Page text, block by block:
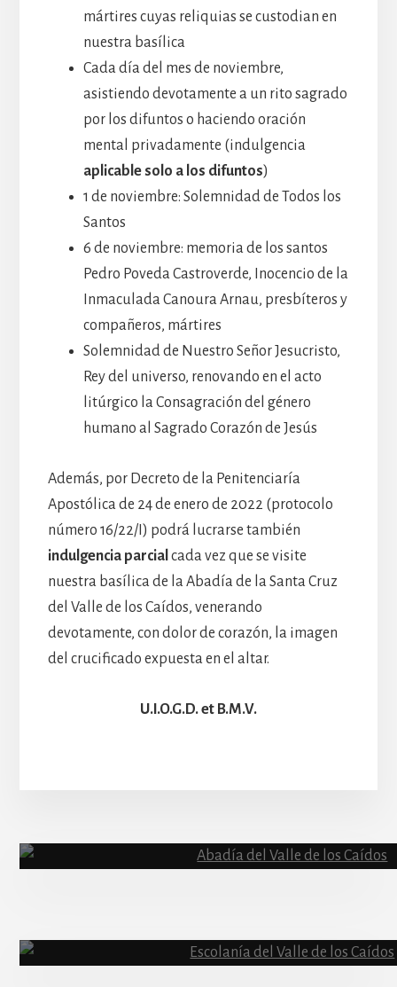
mártires cuyas reliquias se custodian en
nuestra basílica
Cada día del mes de noviembre,
asistiendo devotamente a un rito sagrado
por los difuntos o haciendo oración
mental privadamente (indulgencia
aplicable solo a los difuntos)
1 de noviembre: Solemnidad de Todos los
Santos
6 de noviembre: memoria de los santos
Pedro Poveda Castroverde, Inocencio de la
Inmaculada Canoura Arnau, presbíteros y
compañeros, mártires
Solemnidad de Nuestro Señor Jesucristo,
Rey del universo, renovando en el acto
litúrgico la Consagración del género
humano al Sagrado Corazón de Jesús
Además, por Decreto de la Penitenciaría
Apostólica de 24 de enero de 2022 (protocolo
número 16/22/I) podrá lucrarse también
indulgencia parcial cada vez que se visite
nuestra basílica de la Abadía de la Santa Cruz
del Valle de los Caídos, venerando
devotamente, con dolor de corazón, la imagen
del crucificado expuesta en el altar.
U.I.O.G.D. et B.M.V.
Content